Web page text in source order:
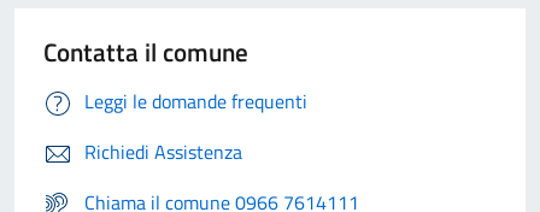
Contatta il comune
Leggi le domande frequenti
Richiedi Assistenza
Chiama il comune 0966 7614111